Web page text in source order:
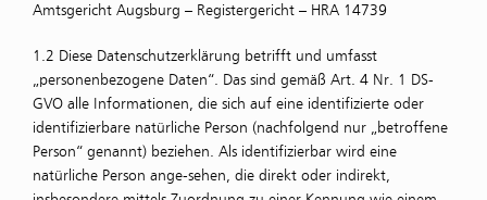
Amtsgericht Augsburg – Registergericht – HRA 14739
1.2 Diese Datenschutzerklärung betrifft und umfasst
„personenbezogene Daten“. Das sind gemäß Art. 4 Nr. 1 DS-
GVO alle Informationen, die sich auf eine identifizierte oder
identifizierbare natürliche Person (nachfolgend nur „betroffene
Person“ genannt) beziehen. Als identifizierbar wird eine
natürliche Person ange-sehen, die direkt oder indirekt,